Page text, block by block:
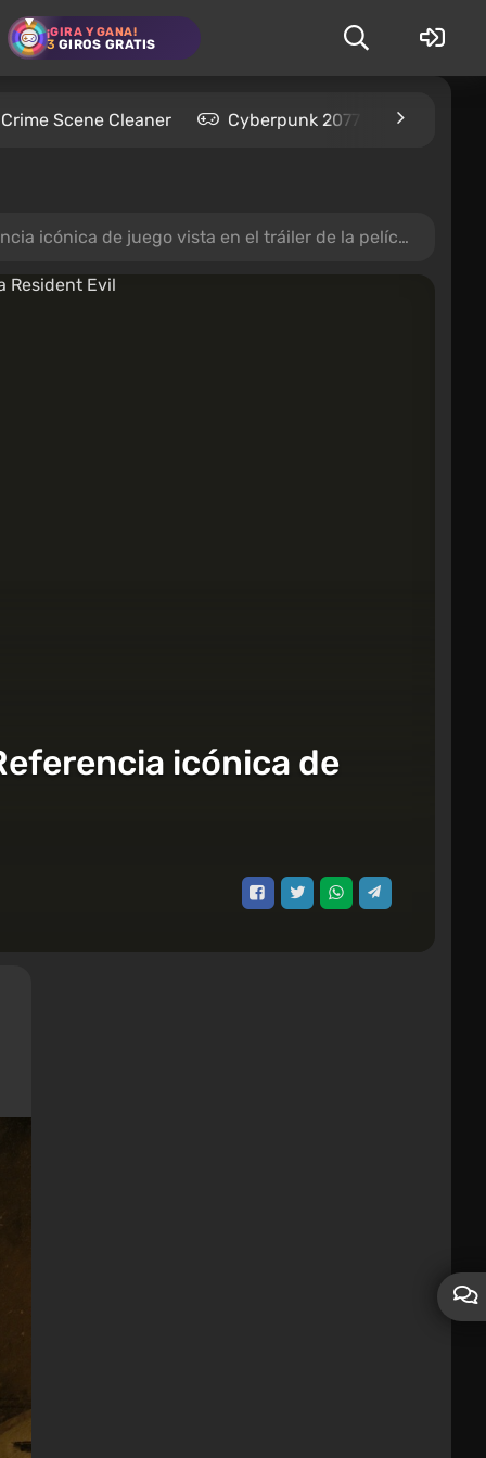
¡GIRA Y GANA!
3 GIROS GRATIS
Crime Scene Cleaner Cyberpunk 2077
de juego vista en el tráiler de la película Resident Evil
icónica de